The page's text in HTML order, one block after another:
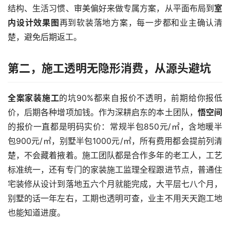
结构、生活习惯、审美偏好来做专属方案，从平面布局到 室
内设计效果图 再到软装落地方案，每一步都和业主确认清
楚，避免后期返工。
第二，施工透明无隐形消费，从源头避坑
全案家装施工的坑90%都来自报价不透明，前期给你报低
价，后期各种增项加钱。作为深耕启东的本土团队， 悟空间
的报价一直都是明码实价：常规半包850元/㎡，含地暖半
包900元/㎡，别墅半包1000元/㎡，所有费用都会提前列清
楚，不会藏着掖着。施工团队都是合作多年的老工人，工艺
标准统一，还有专门的家装施工监理全程跟进节点，普通住
宅装修从设计到落地五六个月就能完成，大平层七八个月，
别墅的话一年左右，工期也透明可查，业主不用天天跑工地
也能知道进度。